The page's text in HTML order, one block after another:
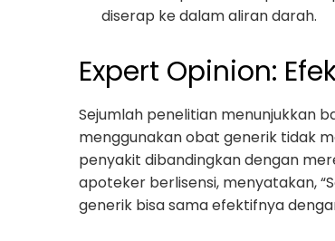
diserap ke dalam aliran darah.
Expert Opinion:
Sejumlah penelitian menunjukkan
menggunakan obat generik tidak
penyakit dibandingkan dengan
apoteker berlisensi, menyatakan,
generik bisa sama efektifnya